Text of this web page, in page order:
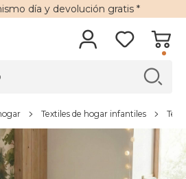
día y devolución gratis*
Textiles de hogar infantiles